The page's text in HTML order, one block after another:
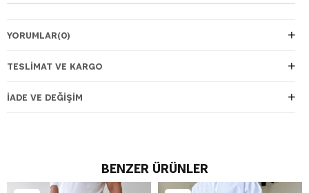
YORUMLAR(0)
TESLIMAT VE KARGO
İADE VE DEĞIŞIM
BENZER ÜRÜNLER